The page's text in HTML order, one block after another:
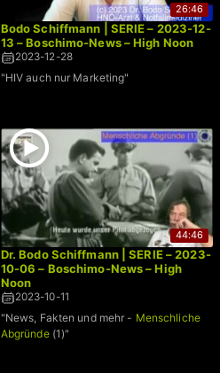
26:46
Bodo Schiffmann | SERIE – 2023-12-
13 – Boschimo-News – High Noon
2023-12-28
"HIV auch nur Marketing"
44:46
Dr. Bodo Schiffmann | SERIE – 2023-
10-06 – Boschimo-News – High
Noon
2023-10-11
"News, Fakten und mehr - Menschliche
Abgründe(1)"